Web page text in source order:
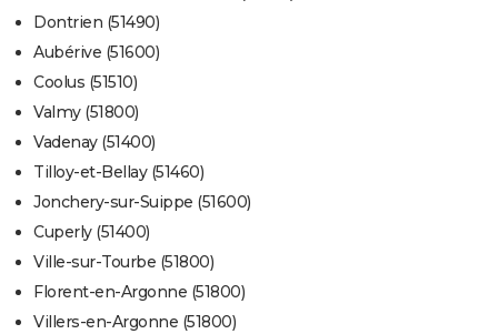
Dontrien (51490)
Aubérive (51600)
Coolus (51510)
Valmy (51800)
Vadenay (51400)
Tilloy-et-Bellay (51460)
Jonchery-sur-Suippe (51600)
Cuperly (51400)
Ville-sur-Tourbe (51800)
Florent-en-Argonne (51800)
Villers-en-Argonne (51800)